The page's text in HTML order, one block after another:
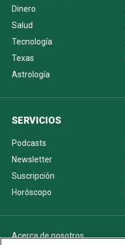
Dinero
Salud
Tecnología
Texas
Astrología
SERVICIOS
Podcasts
Newsletter
Suscripción
Horóscopo
Acerca de nosotros